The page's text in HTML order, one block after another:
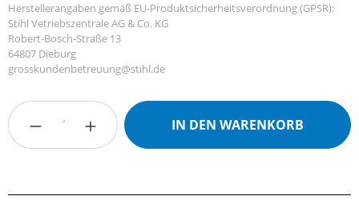
Herstellerangaben gemäß EU-Produktsicherheitsverordnung (GPSR):
Stihl Vetriebszentrale AG & Co. KG
Robert-Bosch-Straße 13
64807 Dieburg
grosskundenbetreuung@stihl.de
Produkt Anzahl: Gib den gewünschten
IN DEN WARENKORB